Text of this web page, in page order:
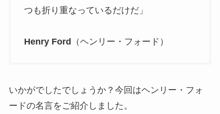
つも折り重なっているだけだ」
Henry Ford （ヘンリー・フォード）
いかがでしたでしょうか？今回はヘンリー・フォ
ードの名言をご紹介しました。